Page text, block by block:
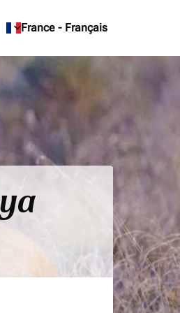
France - Français
keyboard_arrow_down